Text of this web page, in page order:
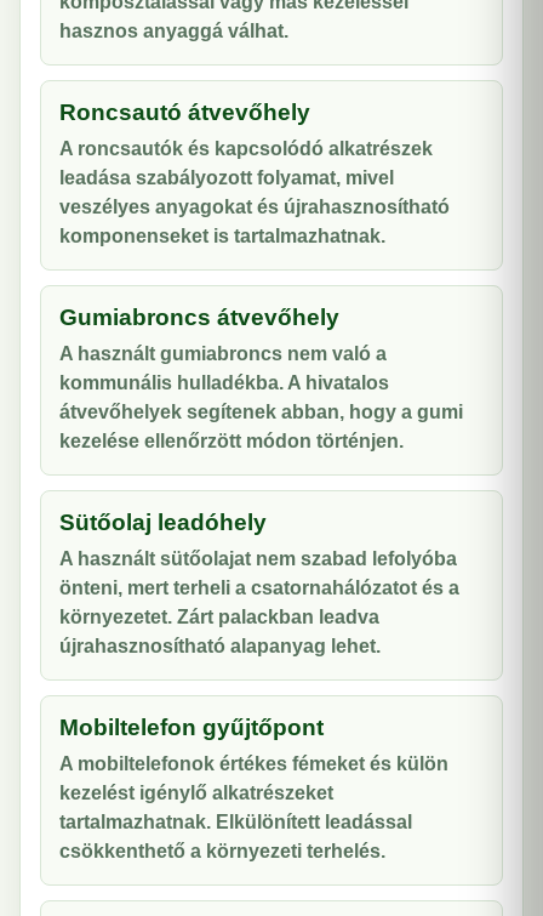
hasznos anyaggá válhat.
Roncsautó átvevőhely
A roncsautók és kapcsolódó alkatrészek
leadása szabályozott folyamat, mivel
veszélyes anyagokat és újrahasznosítható
komponenseket is tartalmazhatnak.
Gumiabroncs átvevőhely
A használt gumiabroncs nem való a
kommunális hulladékba. A hivatalos
átvevőhelyek segítenek abban, hogy a gumi
kezelése ellenőrzött módon történjen.
Sütőolaj leadóhely
A használt sütőolajat nem szabad lefolyóba
önteni, mert terheli a csatornahálózatot és a
környezetet. Zárt palackban leadva
újrahasznosítható alapanyag lehet.
Mobiltelefon gyűjtőpont
A mobiltelefonok értékes fémeket és külön
kezelést igénylő alkatrészeket
tartalmazhatnak. Elkülönített leadással
csökkenthető a környezeti terhelés.